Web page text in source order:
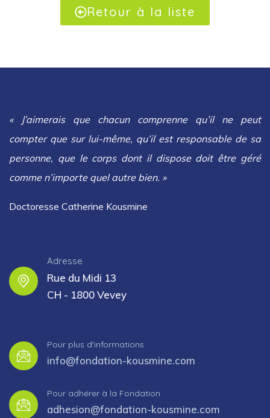
Retour à la liste
« J’aimerais que chacun comprenne qu’il ne peut
compter que sur lui-même, qu’il est responsable de sa
personne, que le corps dont il dispose doit être géré
comme n’importe quel autre bien. »
Doctoresse Catherine Kousmine
Adresse
Rue du Midi 13
CH - 1800 Vevey
Pour plus d'informations
info@fondation-kousmine.com
Pour adhérer à la Fondation
adhesion@fondation-kousmine.com